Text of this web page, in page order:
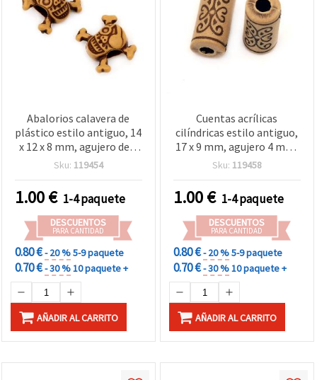
Abalorios calavera de
plástico estilo antiguo, 14
x 12 x 8 mm, agujero de 4
mm, marrón, 50 g (≈129
Sku: 119454
1.00€ 1-4 paquete
DESCUENTOS
PARA CANTIDAD
0.80 €- 20 %5-9 paquete
0.70 €- 30 %10 paquete +
AÑADIR AL CARRITO
Cuentas acrílicas
cilíndricas estilo antiguo,
17 x 9 mm, agujero 4 mm,
marrón, 50 g (~42 uds),
manualidades
Sku: 119458
1.00€ 1-4 paquete
DESCUENTOS
PARA CANTIDAD
0.80 €- 20 %5-9 paquete
0.70 €- 30 %10 paquete +
AÑADIR AL CARRITO